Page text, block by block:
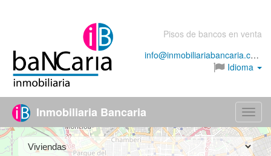
Pisos de bancos en venta
info@inmobiliariabancaria.com
Idioma
Menú
Inmobiliaria Bancaria